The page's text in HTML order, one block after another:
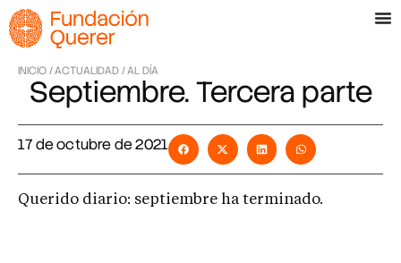
INICIO /ACTUALIDAD /AL DÍA
Septiembre. Tercera parte
17 de octubre de 2021
Querido diario: septiembre ha terminado.